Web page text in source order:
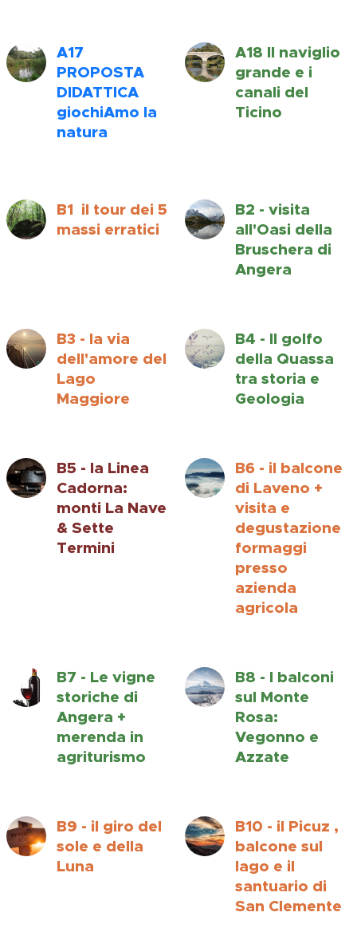
A17
PROPOSTA
DIDATTICA
giochiAmo la
natura
A18 Il naviglio
grande e i
canali del
Ticino
B1 il tour dei 5
massi erratici
B2 - visita
all'Oasi della
Bruschera di
Angera
B3 - la via
dell'amore del
Lago
Maggiore
B4 - Il golfo
della Quassa
tra storia e
Geologia
B5 - la Linea
Cadorna:
monti La Nave
& Sette
Termini
B6 - il balcone
di Laveno +
visita e
degustazione
formaggi
presso
azienda
agricola
B7 - Le vigne
storiche di
Angera +
merenda in
agriturismo
B8 - l balconi
sul Monte
Rosa:
Vegonno e
Azzate
B9 - il giro del
sole e della
Luna
B10 - il Picuz ,
balcone sul
lago e il
santuario di
San Clemente